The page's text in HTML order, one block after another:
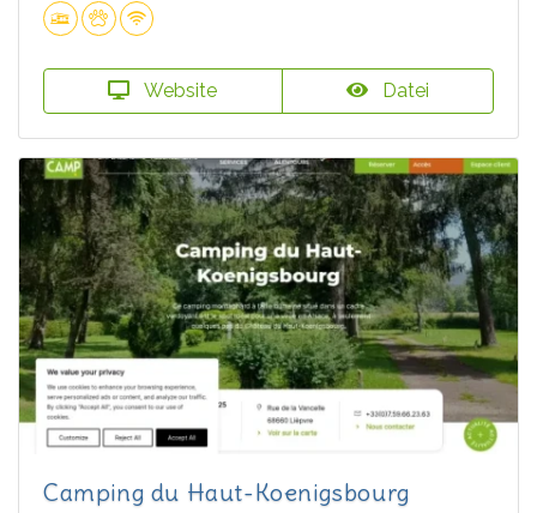
Website Datei
Camping du Haut-Koenigsbourg